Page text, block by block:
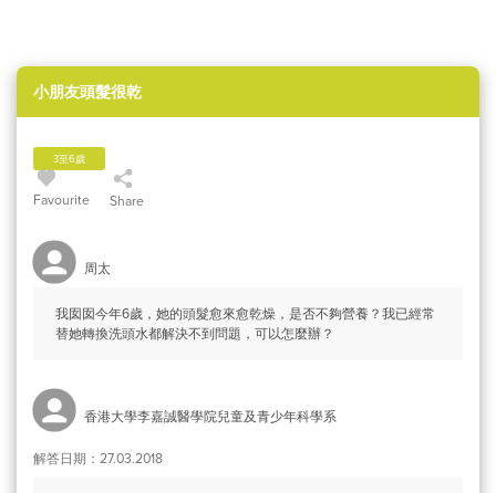
小朋友頭髮很乾
3至6歲
Favourite Share
周太
我囡囡今年6歲，她的頭髮愈來愈乾燥，是否不夠營養？我已經常
替她轉換洗頭水都解決不到問題，可以怎麼辦？
香港大學李嘉誠醫學院兒童及青少年科學系
解答日期：27.03.2018